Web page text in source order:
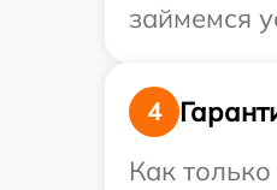
займемся
4
Как